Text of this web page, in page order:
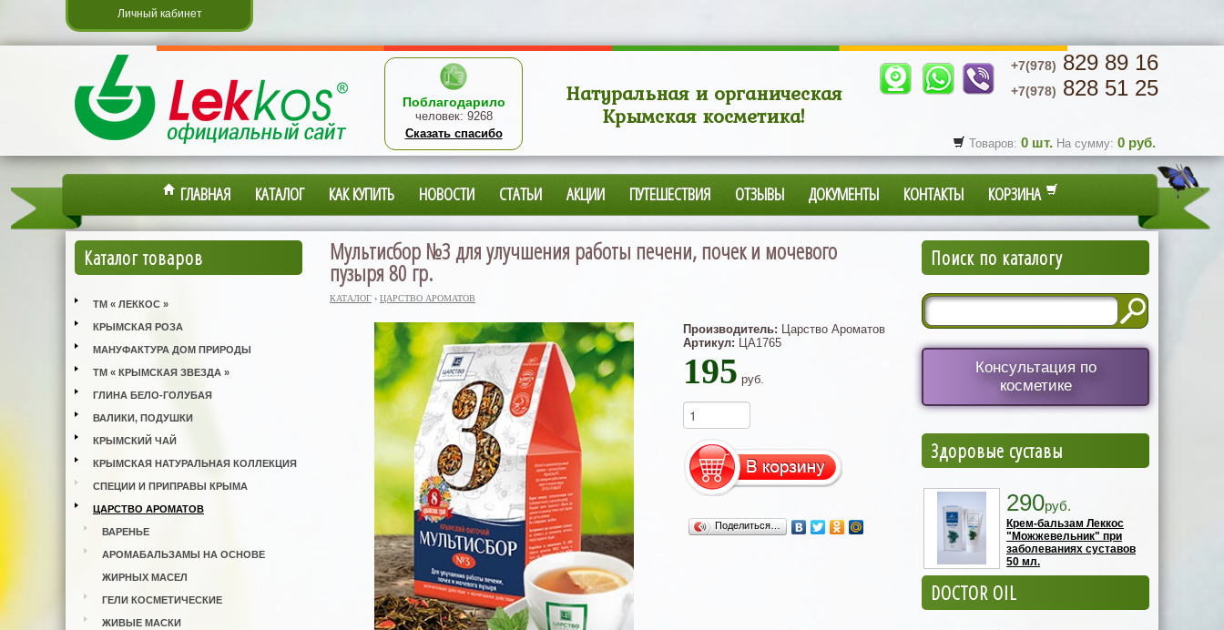
Личный кабинет
Поблагодарило
человек: 9268
Сказать спасибо
Натуральная и органическая
Крымская косметика!
+7(978) 829 89 16
+7(978) 828 51 25
Товаров: 0 шт. На сумму: 0 руб.
ГЛАВНАЯ КАТАЛОГ КАК КУПИТЬ НОВОСТИ СТАТЬИ АКЦИИ ПУТЕШЕСТВИЯ ОТЗЫВЫ ДОКУМЕНТЫ КОНТАКТЫ КОРЗИНА
Каталог товаров
ТМ « ЛЕККОС »
КРЫМСКАЯ РОЗА
МАНУФАКТУРА ДОМ ПРИРОДЫ
ТМ « КРЫМСКАЯ ЗВЕЗДА »
ГЛИНА БЕЛО-ГОЛУБАЯ
ВАЛИКИ, ПОДУШКИ
КРЫМСКИЙ ЧАЙ
КРЫМСКАЯ НАТУРАЛЬНАЯ КОЛЛЕКЦИЯ
СПЕЦИИ И ПРИПРАВЫ КРЫМА
ЦАРСТВО АРОМАТОВ
ВАРЕНЬЕ
АРОМАБАЛЬЗАМЫ НА ОСНОВЕ
ЖИРНЫХ МАСЕЛ
ГЕЛИ КОСМЕТИЧЕСКИЕ
ЖИВЫЕ МАСКИ
Мультисбор №3 для улучшения работы печени, почек и мочевого
пузыря 80 гр.
КАТАЛОГ › ЦАРСТВО АРОМАТОВ
Производитель: Царство Ароматов
Артикул: ЦА1765
195 руб.
Поделиться…
Поиск по каталогу
Консультация по
косметике
Здоровые суставы
290руб.
Крем-бальзам Леккос
"Можжевельник" при
заболеваниях суставов
50 мл.
DOCTOR OIL